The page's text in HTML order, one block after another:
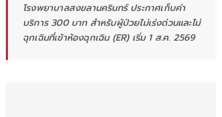
โรงพยาบาลสงขลานครินทร์ ประกาศเก็บค่า
บริการ 300 บาท สำหรับผู้ป่วยไม่เร่งด่วนและไม่
ฉุกเฉินที่เข้าห้องฉุกเฉิน (ER) เริ่ม 1 ส.ค. 2569